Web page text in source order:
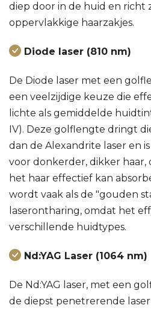
diep door in de huid en richt
oppervlakkige haarzakjes.
Diode laser (810 nm)
De Diode laser met een
een veelzijdige keuze die
lichte als gemiddelde
IV). Deze golflengte dringt
dan de Alexandrite laser en
voor donkerder, dikker haar,
het haar effectief kan
wordt vaak als de "gouden
laserontharing, omdat het
verschillende huidtypes.
Nd:YAG Laser (1064 nm)
De Nd:YAG laser, met een
de diepst penetrerende